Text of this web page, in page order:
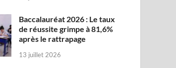
Baccalauréat 2026 : Le taux
de réussite grimpe à 81,6%
après le rattrapage
13 juillet 2026